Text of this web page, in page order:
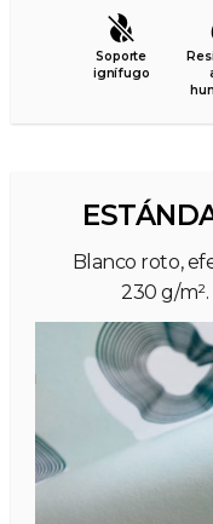
Soporte
ignífugo
Blanco roto,
230 g/